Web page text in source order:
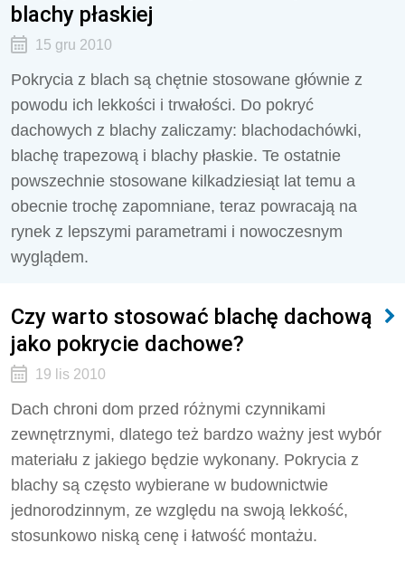
blachy płaskiej
15 gru 2010
Pokrycia z blach są chętnie stosowane głównie z
powodu ich lekkości i trwałości. Do pokryć
dachowych z blachy zaliczamy: blachodachówki,
blachę trapezową i blachy płaskie. Te ostatnie
powszechnie stosowane kilkadziesiąt lat temu a
obecnie trochę zapomniane, teraz powracają na
rynek z lepszymi parametrami i nowoczesnym
wyglądem.
Czy warto stosować blachę dachową
jako pokrycie dachowe?
19 lis 2010
Dach chroni dom przed różnymi czynnikami
zewnętrznymi, dlatego też bardzo ważny jest wybór
materiału z jakiego będzie wykonany. Pokrycia z
blachy są często wybierane w budownictwie
jednorodzinnym, ze względu na swoją lekkość,
stosunkowo niską cenę i łatwość montażu.